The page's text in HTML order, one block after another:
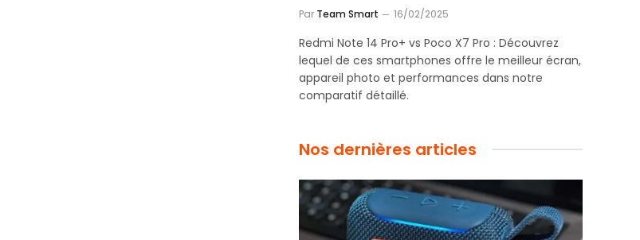
Par Team Smart 16/02/2025
Redmi Note 14 Pro+ vs Poco X7 Pro : Découvrez
lequel de ces smartphones offre le meilleur écran,
appareil photo et performances dans notre
comparatif détaillé.
Nos dernières articles